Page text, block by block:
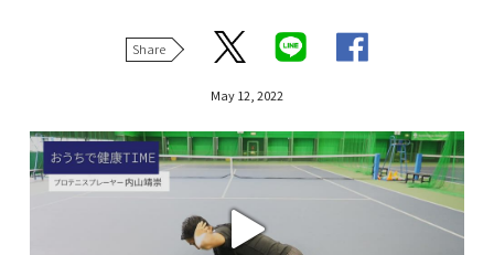
SEKISUIチャレンジャーズ
Share
May 12, 2022